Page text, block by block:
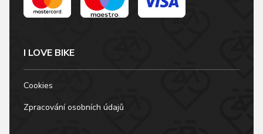
I LOVE BIKE
Cookies
Zpracování osobních údajů